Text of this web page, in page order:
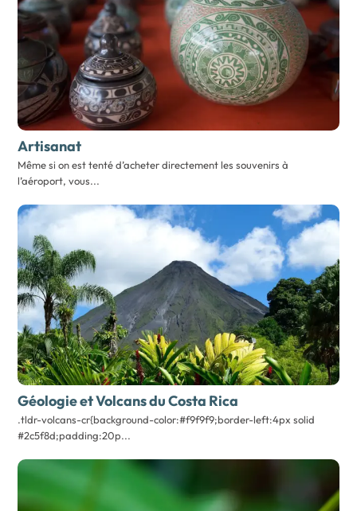
Artisanat
Même si on est tenté d’acheter directement les souvenirs à
l’aéroport, vous...
Géologie et Volcansdu Costa Rica
.tldr-volcans-cr{background-color:#f9f9f9;border-left:4px solid
#2c5f8d;padding:20p...